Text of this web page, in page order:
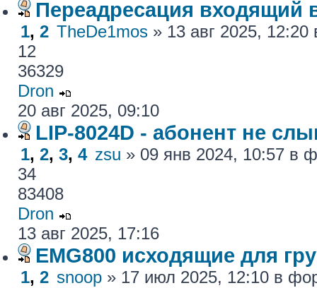
Переадресация входящий
1, 2 TheDe1mos » 13 авг 2025,
12
36329
Dron
20 авг 2025, 09:10
LIP-8024D - абонент не
1, 2, 3, 4 zsu » 09 янв 2024, 10:57 в
34
83408
Dron
13 авг 2025, 17:16
EMG800 исходящие для
1, 2 snoop » 17 июл 2025, 12:10 в